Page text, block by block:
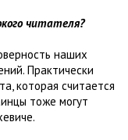
читателя?
наших
Практически
которая считается
тоже могут